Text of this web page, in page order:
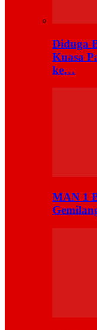
Diduga
Kuasa
ke…
MAN 1